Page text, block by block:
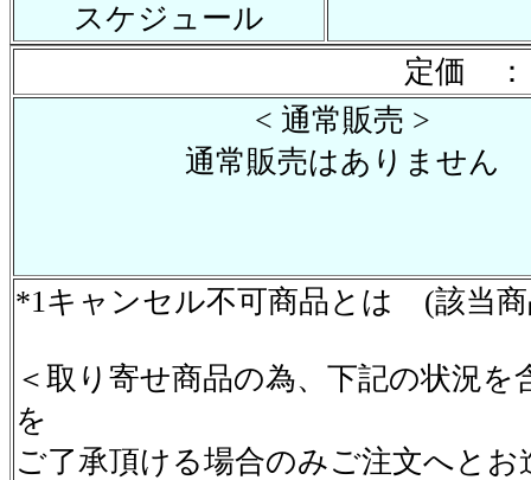
スケジュール
定価 ：
< 通常販売 >
通常販売はありません
*1キャンセル不可商品とは (該当
＜取り寄せ商品の為、下記の状況
を
ご了承頂ける場合のみご注文へとお